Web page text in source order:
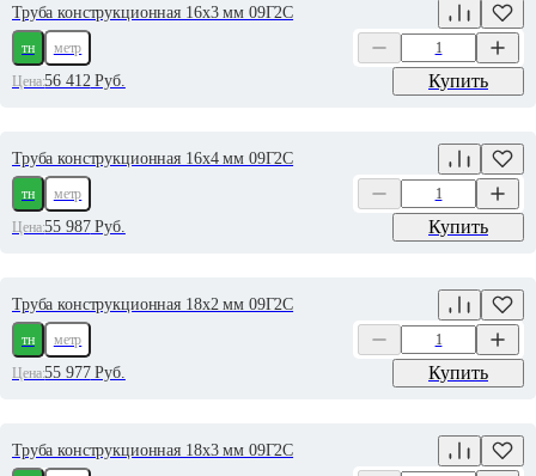
Труба конструкционная 16х3 мм 09Г2С
тн
метр
Цена:56 412Руб. Купить
Труба конструкционная 16х4 мм 09Г2С
тн
метр
Цена:55 987Руб. Купить
Труба конструкционная 18х2 мм 09Г2С
тн
метр
Цена:55 977Руб. Купить
Труба конструкционная 18х3 мм 09Г2С